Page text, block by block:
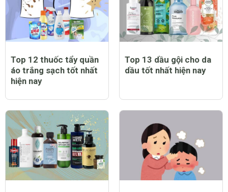
Top 12 thuốc tẩy quần
áo trắng sạch tốt nhất
hiện nay
Top 13 dầu gội cho da
dầu tốt nhất hiện nay